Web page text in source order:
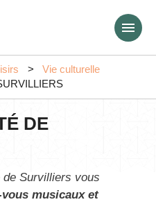
Vie culturelle
DE
de Survilliers vous
musicaux et